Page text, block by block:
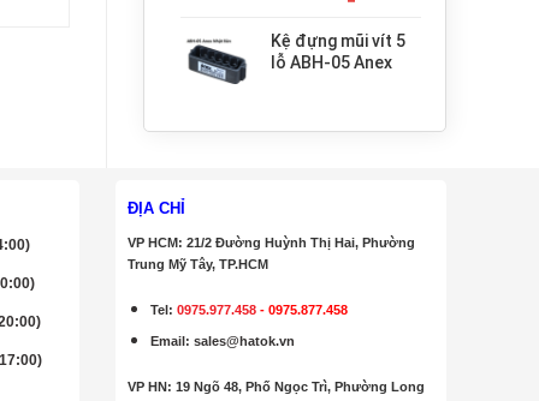
Kệ đựng mũi vít 5
lỗ ABH-05 Anex
ĐỊA CHỈ
VP HCM: 21/2 Đường Huỳnh Thị Hai, Phường
Trung Mỹ Tây, TP.HCM
Tel:0975.977.458 -0975.877.458
Email :sales@hatok.vn
VP HN: 19 Ngõ 48, Phố Ngọc Trì, Phường Long